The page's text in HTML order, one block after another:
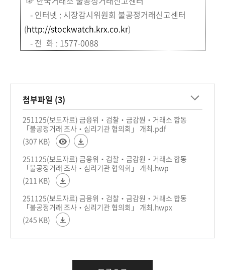
- 인터넷 : 시장감시위원회 불공정거래신고센터
(http://stockwatch.krx.co.kr)
- 전 화 : 1577-0088
첨부파일 (3)
251125(보도자료) 금융위‧검찰‧금감원‧거래소 합동
「불공정거래 조사‧심리기관 협의회」 개최.pdf
(307 KB)
251125(보도자료) 금융위‧검찰‧금감원‧거래소 합동
「불공정거래 조사‧심리기관 협의회」 개최.hwp
(211 KB)
251125(보도자료) 금융위‧검찰‧금감원‧거래소 합동
「불공정거래 조사‧심리기관 협의회」 개최.hwpx
(245 KB)